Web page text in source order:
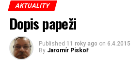
AKTUALITY
Dopis papeži
Published 11 roky ago on 6.4.2015
By Jaromír Piskoř